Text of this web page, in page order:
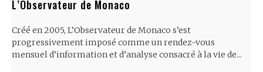
L’Observateur de Monaco
Créé en 2005, L’Observateur de Monaco s’est
progressivement imposé comme un rendez-vous
mensuel d’information et d’analyse consacré à la vie de...